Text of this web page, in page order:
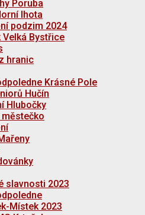
Poruba
lhota
podzim 2024
Velká Bystřice
hranic
Krásné Pole
Hučín
Hlubočky
městečko
slavnosti 2023
Místek 2023